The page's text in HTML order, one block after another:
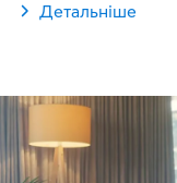
Детальніше